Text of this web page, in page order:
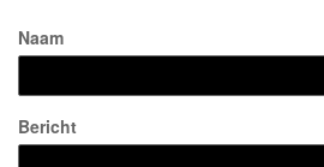
Naam
Bericht